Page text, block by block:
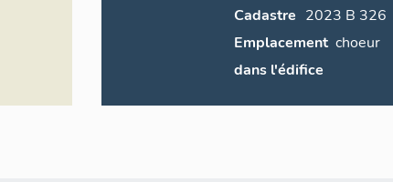
Cadastre
2023 B 326
Emplacement
dans l'édifice
choeur